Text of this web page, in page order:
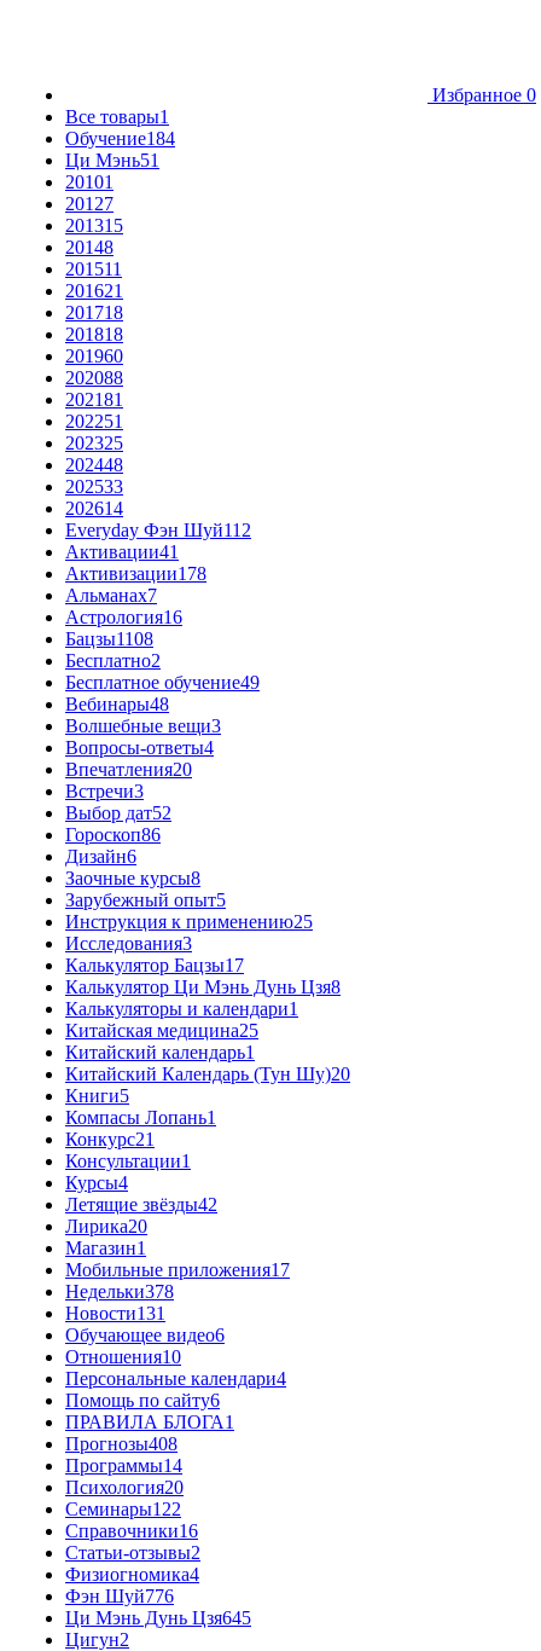
Избранное 0
Все товары1
Обучение184
Ци Мэнь51
20101
20127
201315
20148
201511
201621
201718
201818
201960
202088
202181
202251
202325
202448
202533
202614
Everyday Фэн Шуй112
Активации41
Активизации178
Альманах7
Астрология16
Бацзы1108
Бесплатно2
Бесплатное обучение49
Вебинары48
Волшебные вещи3
Вопросы-ответы4
Впечатления20
Встречи3
Выбор дат52
Гороскоп86
Дизайн6
Заочные курсы8
Зарубежный опыт5
Инструкция к применению25
Исследования3
Калькулятор Бацзы17
Калькулятор Ци Мэнь Дунь Цзя8
Калькуляторы и календари1
Китайская медицина25
Китайский календарь1
Китайский Календарь (Тун Шу)20
Книги5
Компасы Лопань1
Конкурс21
Консультации1
Курсы4
Летящие звёзды42
Лирика20
Магазин1
Мобильные приложения17
Недельки378
Новости131
Обучающее видео6
Отношения10
Персональные календари4
Помощь по сайту6
ПРАВИЛА БЛОГА1
Прогнозы408
Программы14
Психология20
Семинары122
Справочники16
Статьи-отзывы2
Физиогномика4
Фэн Шуй776
Ци Мэнь Дунь Цзя645
Цигун2